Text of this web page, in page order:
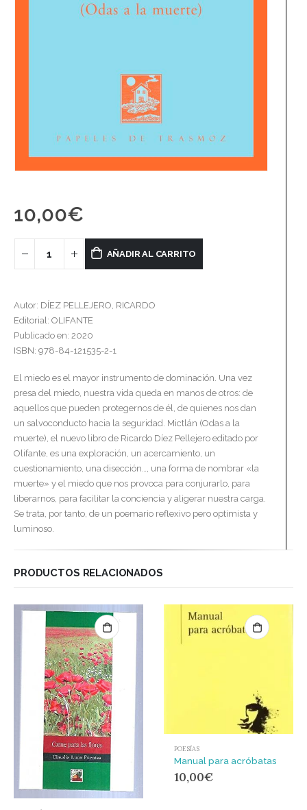
10,00€
AÑADIR AL CARRITO
Autor: DÍEZ PELLEJERO, RICARDO
Editorial: OLIFANTE
Publicado en: 2020
ISBN: 978-84-121535-2-1
El miedo es el mayor instrumento de dominación. Una vez
presa del miedo, nuestra vida queda en manos de otros: de
aquellos que pueden protegernos de él, de quienes nos dan
un salvoconducto hacia la seguridad. Mictlán (Odas a la
muerte), el nuevo libro de Ricardo Díez Pellejero editado por
Olifante, es una exploración, un acercamiento, un
cuestionamiento, una disección…, una forma de nombrar «la
muerte» y el miedo que nos provoca para conjurarlo, para
liberarnos, para facilitar la conciencia y aligerar nuestra carga.
Se trata, por tanto, de un poemario reflexivo pero optimista y
luminoso.
PRODUCTOS RELACIONADOS
POESÍAS
Manual para acróbatas
10,00€